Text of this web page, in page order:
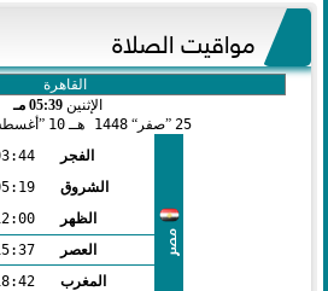
مواقيت الصلاة
الإثنين 05:39 مـ
25
صفر 1448 هـ 10
مصر
الفجر
الشروق
الظهر
العصر
المغرب